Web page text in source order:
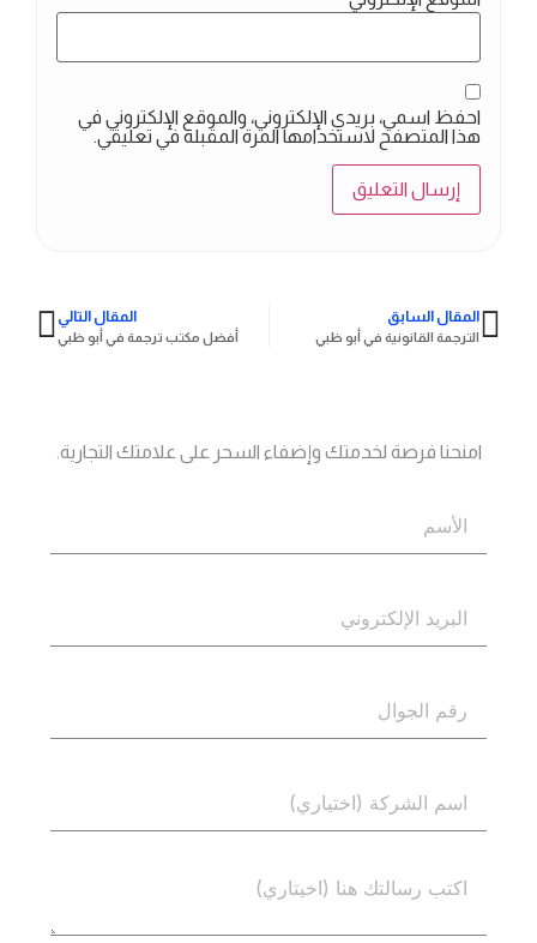
امنحنا فرصة لخدمتك وإضفاء السحر على علامتك التجارية.
احفظ اسمي، بريدي الإلكتروني، والموقع الإلكتروني في
هذا المتصفح لاستخدامها المرة المقبلة في تعليقي.
المقال السابق
الترجمة القانونية في أبو ظبي
المقال التالي
أفضل مكتب ترجمة في أبو ظبي